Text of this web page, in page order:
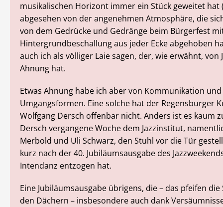
musikalischen Horizont immer ein Stück geweitet hat
abgesehen von der angenehmen Atmosphäre, die
von dem Gedrücke und Gedränge beim Bürgerfest
Hintergrundbeschallung aus jeder Ecke abgehoben
auch ich als völliger Laie sagen, der, wie erwähnt, von
Ahnung hat.
Etwas Ahnung habe ich aber von Kommunikation und
Umgangsformen. Eine solche hat der Regensburger
Wolfgang Dersch offenbar nicht. Anders ist es kaum
Dersch vergangene Woche dem Jazzinstitut,
Merbold und Uli Schwarz, den Stuhl vor die Tür
kurz nach der 40. Jubiläumsausgabe des
Intendanz entzogen hat.
Eine Jubiläumsausgabe übrigens, die – das pfeifen
den Dächern – insbesondere auch dank